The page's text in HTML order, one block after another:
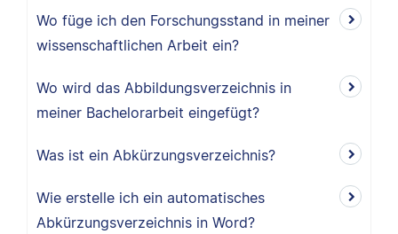
Wo füge ich den Forschungsstand in meiner
wissenschaftlichen Arbeit ein?
Wo wird das Abbildungsverzeichnis in
meiner Bachelorarbeit eingefügt?
Was ist ein Abkürzungsverzeichnis?
Wie erstelle ich ein automatisches
Abkürzungsverzeichnis in Word?